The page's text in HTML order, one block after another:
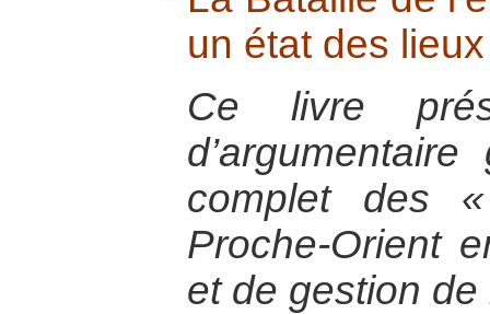
un état des
Ce livre
complet des
Proche-Orient
et de gestion de